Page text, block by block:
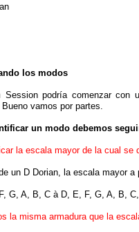
los modos
Session podría comenzar con
vamos por partes.
un modo debemos
la escala mayor de la cual se
un D Dorian, la escala mayor
G, A, B, C à D, E, F, G, A, B,
la misma armadura que la